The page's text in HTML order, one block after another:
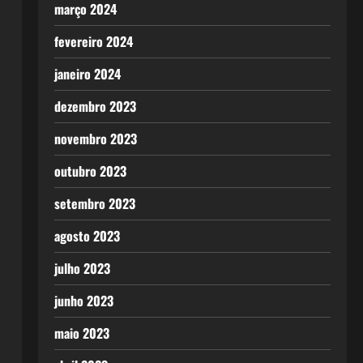
março 2024
fevereiro 2024
janeiro 2024
dezembro 2023
novembro 2023
outubro 2023
setembro 2023
agosto 2023
julho 2023
junho 2023
maio 2023